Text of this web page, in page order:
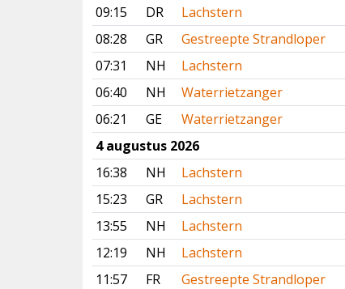
09:15
DR
Lachstern
08:28
GR
Gestreepte Strandloper
07:31
NH
Lachstern
06:40
NH
Waterrietzanger
06:21
GE
Waterrietzanger
4 augustus 2026
16:38
NH
Lachstern
15:23
GR
Lachstern
13:55
NH
Lachstern
12:19
NH
Lachstern
11:57
FR
Gestreepte Strandloper